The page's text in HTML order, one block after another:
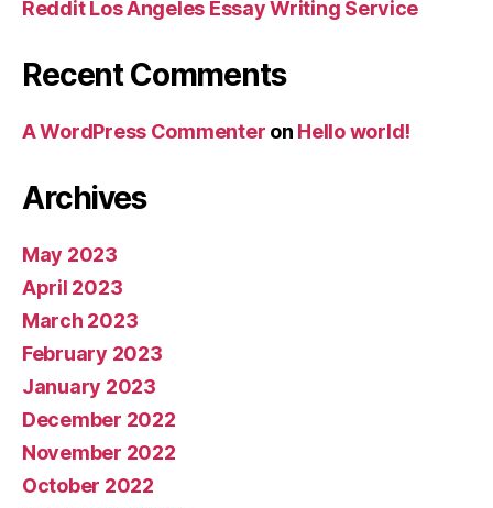
Reddit Los Angeles Essay Writing Service
Recent Comments
A WordPress Commenter on Hello world!
Archives
May 2023
April 2023
March 2023
February 2023
January 2023
December 2022
November 2022
October 2022